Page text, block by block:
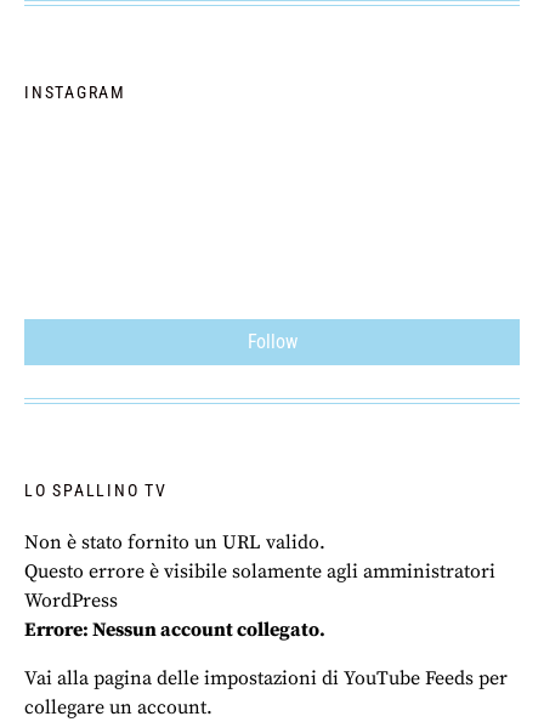
INSTAGRAM
Follow
LO SPALLINO TV
Non è stato fornito un URL valido.
Questo errore è visibile solamente agli amministratori
WordPress
Errore: Nessun account collegato.
Vai alla pagina delle impostazioni di YouTube Feeds per
collegare un account.